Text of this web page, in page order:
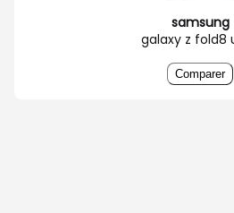
samsung
galaxy z fold8
Comparer